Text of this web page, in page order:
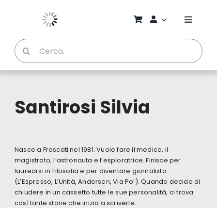
Toggle
Chi
Cerca
per:
Santirosi Silvia
Nasce a Frascati nel 1981. Vuole fare il medico, il
magistrato, l’astronauta e l’esploratrice. Finisce per
laurearsi in Filosofia e per diventare giornalista
(L’Espresso, L’Unità, Andersen, Via Po’). Quando decide di
chiudere in un cassetto tutte le sue personalità, ci trova
così tante storie che inizia a scriverle.